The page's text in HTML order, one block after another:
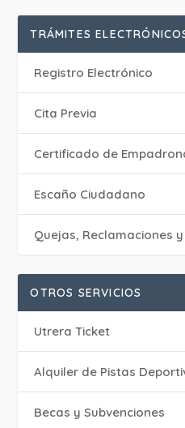
TRÁMITES
Registro Electrónico
Cita Previa
Certificado de
Escaño Ciudadano
Quejas, Reclamaciones
OTROS SERVICIOS
Utrera Ticket
Alquiler de Pistas
Becas y Subvenciones